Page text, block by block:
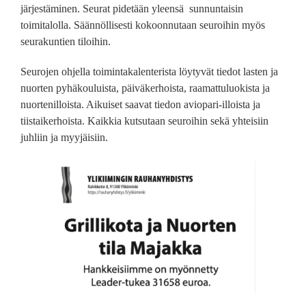
järjestäminen. Seurat pidetään yleensä sunnuntaisin
toimitalolla. Säännöllisesti kokoonnutaan seuroihin myös
seurakuntien tiloihin.
Seurojen ohjella toimintakalenterista löytyvät tiedot lasten ja
nuorten pyhäkouluista, päiväkerhoista, raamattuluokista ja
nuortenilloista. Aikuiset saavat tiedon aviopari-illoista ja
tiistaikerhoista. Kaikkia kutsutaan seuroihin sekä yhteisiin
juhliin ja myyjäisiin.